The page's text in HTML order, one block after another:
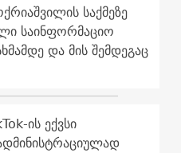
საქმეზე
საინფორმაციო
და მის შემდეგაც
ის ექვსი